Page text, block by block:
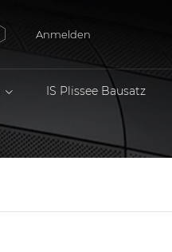
Anmelden
IS Plissee Bausatz